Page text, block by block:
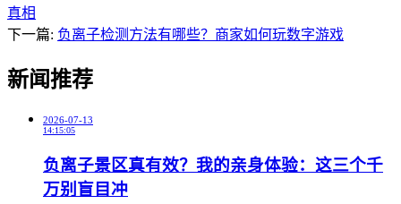
真相
下一篇: 负离子检测方法有哪些？商家如何玩数字游戏
新闻推荐
2026-07-13
14:15:05
负离子景区真有效？我的亲身体验：这三个千
万别盲目冲